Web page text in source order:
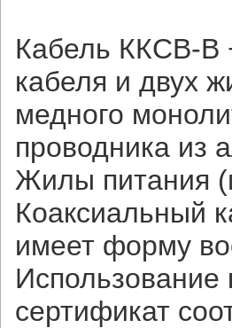
Кабель ККСВ-В
кабеля и двух
медного
проводника из
Жилы питания
Коаксиальный
имеет форму
сертификат